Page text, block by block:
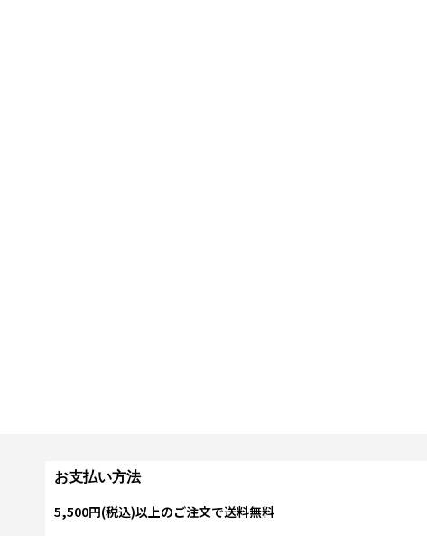
お支払い方法
5,500円(税込)以上のご注文で送料無料